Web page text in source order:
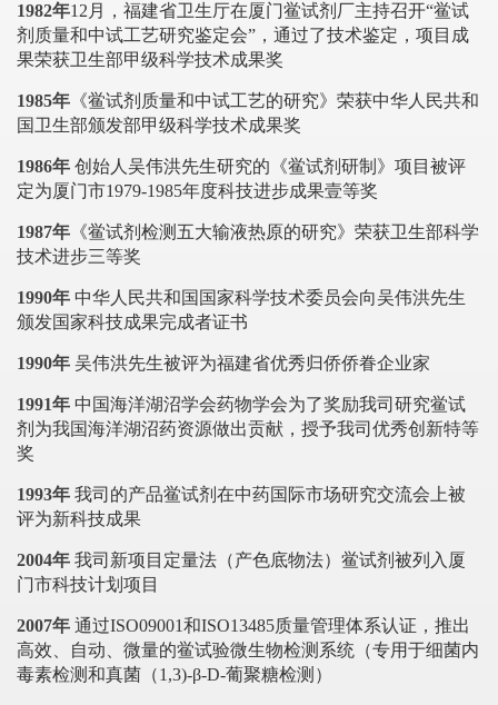
1982年12月，福建省卫生厅在厦门鲎试剂厂主持召开“鲎试
剂质量和中试工艺研究鉴定会”，通过了技术鉴定，项目成
果荣获卫生部甲级科学技术成果奖
1985年 《鲎试剂质量和中试工艺的研究》荣获中华人民共和
国卫生部颁发部甲级科学技术成果奖
1986年 创始人吴伟洪先生研究的《鲎试剂研制》项目被评
定为厦门市1979-1985年度科技进步成果壹等奖
1987年 《鲎试剂检测五大输液热原的研究》荣获卫生部科学
技术进步三等奖
1990年 中华人民共和国国家科学技术委员会向吴伟洪先生
颁发国家科技成果完成者证书
1990年 吴伟洪先生被评为福建省优秀归侨侨眷企业家
1991年 中国海洋湖沼学会药物学会为了奖励我司研究鲎试
剂为我国海洋湖沼药资源做出贡献，授予我司优秀创新特等
奖
1993年 我司的产品鲎试剂在中药国际市场研究交流会上被
评为新科技成果
2004年 我司新项目定量法（产色底物法）鲎试剂被列入厦
门市科技计划项目
2007年 通过ISO09001和ISO13485质量管理体系认证，推出
高效、自动、微量的鲎试验微生物检测系统（专用于细菌内
毒素检测和真菌（1,3)-β-D-葡聚糖检测）